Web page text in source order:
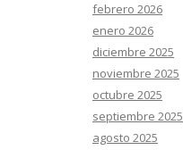
febrero 2026
enero 2026
diciembre 2025
noviembre 2025
octubre 2025
septiembre 2025
agosto 2025